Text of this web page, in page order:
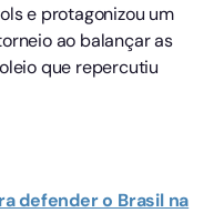
e protagonizou um
ao balançar as
que repercutiu
defender o Brasil na